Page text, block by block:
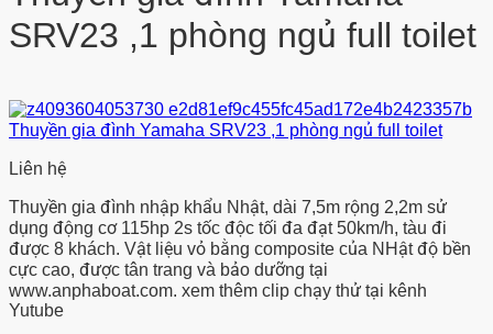
SRV23 ,1 phòng ngủ full toilet
Liên hệ
Thuyền gia đình nhập khẩu Nhật, dài 7,5m rộng 2,2m sử
dụng động cơ 115hp 2s tốc độc tối đa đạt 50km/h, tàu đi
được 8 khách. Vật liệu vỏ bằng composite của NHật độ bền
cực cao, được tân trang và bảo dưỡng tại
www.anphaboat.com. xem thêm clip chạy thử tại kênh
Yutube